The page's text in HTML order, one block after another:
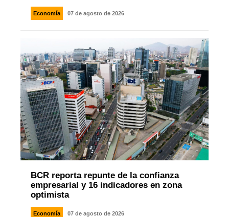
Economía 07 de agosto de 2026
BCR reporta repunte de la confianza
empresarial y 16 indicadores en zona
optimista
Economía 07 de agosto de 2026